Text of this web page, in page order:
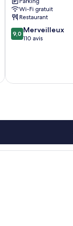
Wi-Fi gratuit
Restaurant
9.0
sur
9,0 Merveilleux
110 avis